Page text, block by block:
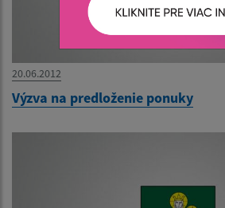
20.06.2012
Výzva na predloženie ponuky